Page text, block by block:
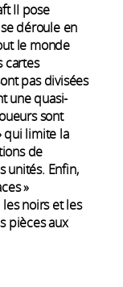
II pose
déroule en
le monde
cartes
pas divisées
une quasi-
sont
qui limite la
de
unités. Enfin,
»
noirs et les
pièces aux